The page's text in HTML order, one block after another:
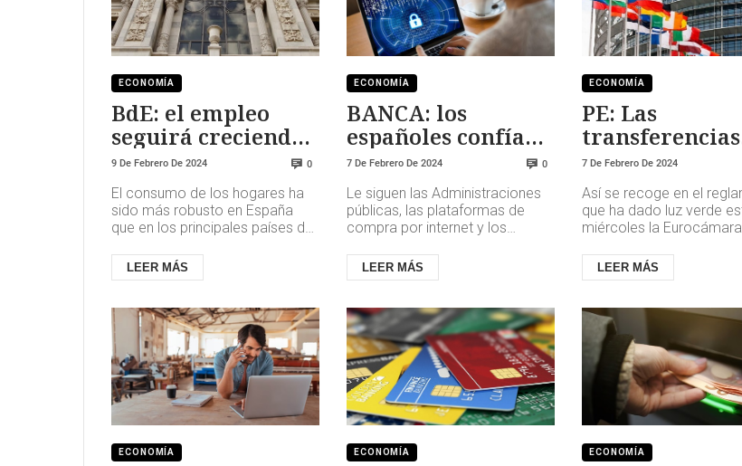
ECONOMÍA
BdE: el empleo
seguirá creciendo
en 2024
9 De Febrero De 2024 0
El consumo de los hogares ha
sido más robusto en España
que en los principales países de
exportaciones españolas de
biene...
LEER MÁS
ECONOMÍA
BANCA: los
españoles confían
en su seguridad
7 De Febrero De 2024 0
Le siguen las Administraciones
públicas, las plataformas de
compra por internet y los
servicios financieros, mientras
qu...
LEER MÁS
ECONOMÍA
PE: Las
transferencias
instantáneas
gratis
7 De Febrero De 2024
Así se recoge en el
que ha dado luz verde
miércoles la
a bancos y proveedores
LEER MÁS
ECONOMÍA ECONOMÍA ECONOMÍA